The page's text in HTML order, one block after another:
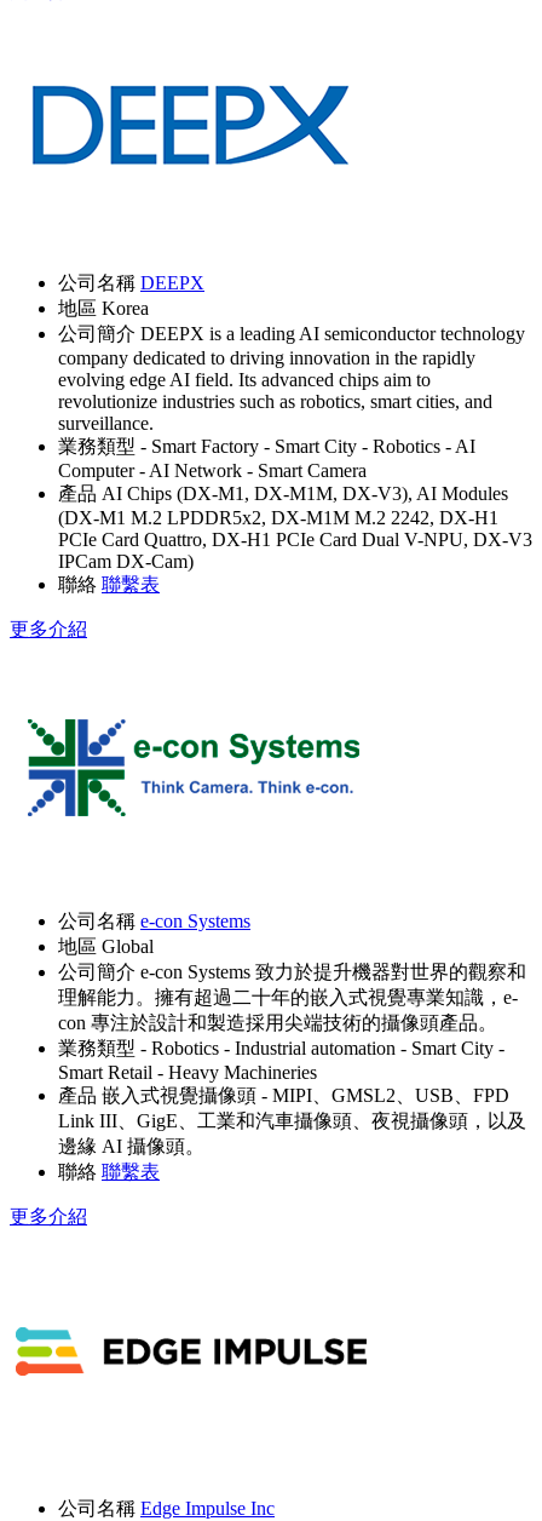
公司名稱 DEEPX
地區 Korea
公司簡介 DEEPX is a leading AI semiconductor technology
company dedicated to driving innovation in the rapidly
evolving edge AI field. Its advanced chips aim to
revolutionize industries such as robotics, smart cities, and
surveillance.
業務類型 - Smart Factory - Smart City - Robotics - AI
Computer - AI Network - Smart Camera
產品 AI Chips (DX-M1, DX-M1M, DX-V3), AI Modules
(DX-M1 M.2 LPDDR5x2, DX-M1M M.2 2242, DX-H1
PCIe Card Quattro, DX-H1 PCIe Card Dual V-NPU, DX-V3
IPCam DX-Cam)
聯絡 聯繫表
更多介紹
公司名稱 e-con Systems
地區 Global
公司簡介 e-con Systems 致力於提升機器對世界的觀察和
理解能力。擁有超過二十年的嵌入式視覺專業知識，e-
con 專注於設計和製造採用尖端技術的攝像頭產品。
業務類型 - Robotics - Industrial automation - Smart City -
Smart Retail - Heavy Machineries
產品 嵌入式視覺攝像頭 - MIPI、GMSL2、USB、FPD
Link III、GigE、工業和汽車攝像頭、夜視攝像頭，以及
邊緣 AI 攝像頭。
聯絡 聯繫表
更多介紹
公司名稱 Edge Impulse Inc